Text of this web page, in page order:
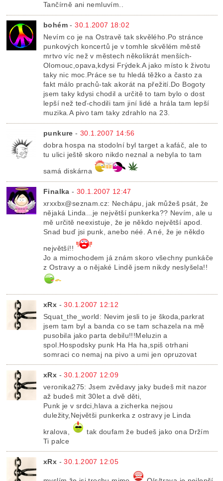
Tančírně ani nemluvím..
bohém -30.1.2007 18:02
Nevím co je na Ostravě tak skvělého.Po stránce
punkových koncertů je v tomhle skvělém městě
mrtvo víc než v městech několikrát menších-
Olomouc,opava,kdysi Frýdek.A jako místo k životu
taky nic moc.Práce se tu hledá těžko a často za
fakt málo prachů-tak akorát na přežití.Do Bogoty
jsem taky kdysi chodil a určitě to tam bylo o dost
lepší než teď-chodili tam jiní lidé a hrála tam lepší
muzika.A pivo tam taky zdrahlo na 23.
punkure - 30.1.2007 14:56
dobra hospa na stodolní byl target a kafáč, ale to
tu ulici ještě skoro nikdo neznal a nebyla to tam
samá diskárna
Finalka - 30.1.2007 12:47
xrxxbx@seznam.cz: Nechápu, jak můžeš psát, že
nějaká Linda...je největší punkerka?? Nevím, ale u
mě určitě neexistuje, že je někdo největší apod.
Snad buď jsi punk, anebo néé. A né, že je někdo
největší!!
Jo a mimochodem já znám skoro všechny punkáče
z Ostravy a o nějaké Lindě jsem nikdy neslyšela!!
xRx -30.1.2007 12:12
Squat_the_world: Nevim jesli to je škoda,parkrat
jsem tam byl a banda co se tam schazela na mě
pusobila jako parta debilu!!!Meluzin a
spol.Hospodsky punk Ha Ha ha,spiš otrhani
somraci co nemaj na pivo a umi jen opruzovat
xRx -30.1.2007 12:09
veronika275: Jsem zvědavy jaky budeš mit nazor
až budeš mit 30let a dvě děti,
Punk je v srdci,hlava a zicherka nejsou
duležity,Největši punkerka z ostravy je Linda
kralova,
tak doufam že budeš jako ona Držím
Ti palce
xRx -30.1.2007 12:05